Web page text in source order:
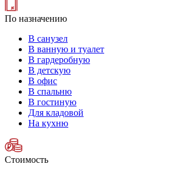
По назначению
В санузел
В ванную и туалет
В гардеробную
В детскую
В офис
В спальню
В гостиную
Для кладовой
На кухню
Стоимость